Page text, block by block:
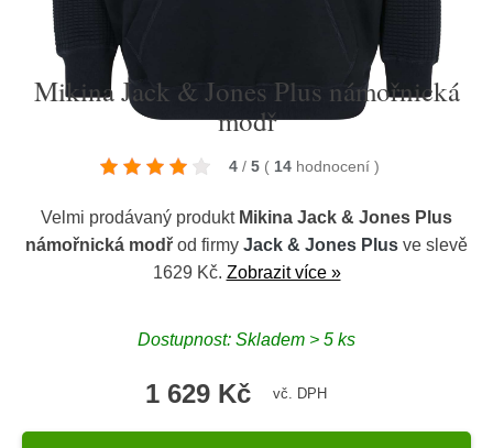
Mikina Jack & Jones Plus námořnická
modř
4 / 5 ( 14 hodnocení )
Velmi prodávaný produkt Mikina Jack & Jones Plus
námořnická modř od firmy Jack & Jones Plus ve slevě
1629 Kč. Zobrazit více »
Dostupnost: Skladem > 5 ks
1 629 Kč vč. DPH